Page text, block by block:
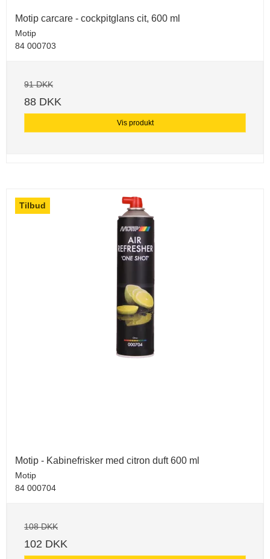
Motip carcare - cockpitglans cit, 600 ml
Motip
84 000703
91 DKK
88 DKK
Vis produkt
Tilbud
Motip - Kabinefrisker med citron duft 600 ml
Motip
84 000704
108 DKK
102 DKK